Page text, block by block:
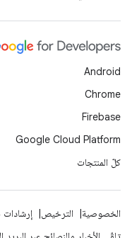
Android
Chrome
Firebase
Google Cloud Platform
كلّ المنتجات
الخصوصية الترخيص إرشادات